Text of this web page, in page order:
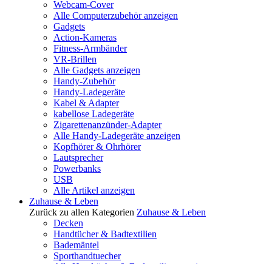
Webcam-Cover
Alle Computerzubehör anzeigen
Gadgets
Action-Kameras
Fitness-Armbänder
VR-Brillen
Alle Gadgets anzeigen
Handy-Zubehör
Handy-Ladegeräte
Kabel & Adapter
kabellose Ladegeräte
Zigarettenanzünder-Adapter
Alle Handy-Ladegeräte anzeigen
Kopfhörer & Ohrhörer
Lautsprecher
Powerbanks
USB
Alle Artikel anzeigen
Zuhause & Leben
Zurück zu allen Kategorien Zuhause & Leben
Decken
Handtücher & Badtextilien
Bademäntel
Sporthandtuecher